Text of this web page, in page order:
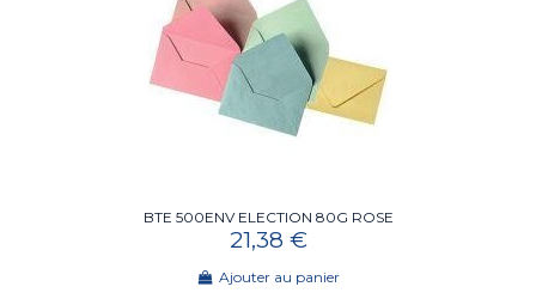
BTE 500ENV ELECTION 80G ROSE
21,38 €
Ajouter au panier